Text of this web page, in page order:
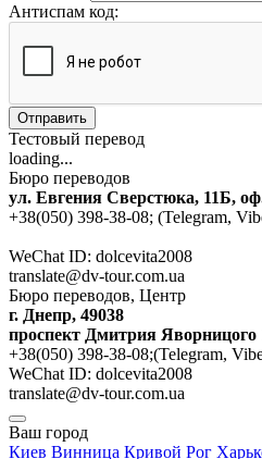
Антиспам код:
Отправить
Тестовый перевод
loading...
Бюро переводов
ул. Евгения Сверстюка, 11Б,
+38(050) 398-38-08; (Telegram,
WeChat ID: dolcevita2008
translate@dv-tour.com.ua
Бюро переводов, Центр
г. Днепр, 49038
проспект Дмитрия Яворницого
+38(050) 398-38-08;(Telegram,
WeChat ID: dolcevita2008
translate@dv-tour.com.ua
Ваш город
Киев Винница Кривой Рог